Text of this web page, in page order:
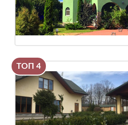
ТОП 4